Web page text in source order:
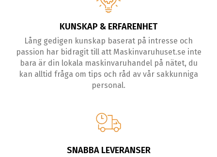
KUNSKAP & ERFARENHET
Lång gedigen kunskap baserat på intresse och
passion har bidragit till att Maskinvaruhuset.se inte
bara är din lokala maskinvaruhandel på nätet, du
kan alltid fråga om tips och råd av vår sakkunniga
personal.
SNABBA LEVERANSER